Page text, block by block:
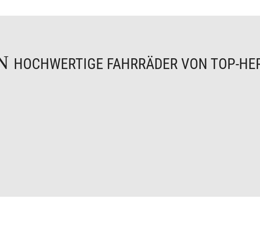
HOCHWERTIGE FAHRRÄDER VON TOP-